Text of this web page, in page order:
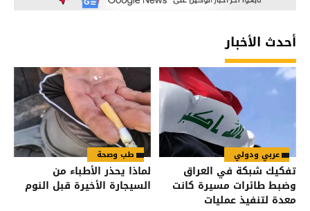
أحدث الأخبار
عربي ودولي
تفكيك شبكة في العراق
وضبط طائرات مسيرة كانت
معدة لتنفيذ عمليات
طب وصحة
لماذا يحذر الأطباء من
السيجارة الأخيرة قبل النوم